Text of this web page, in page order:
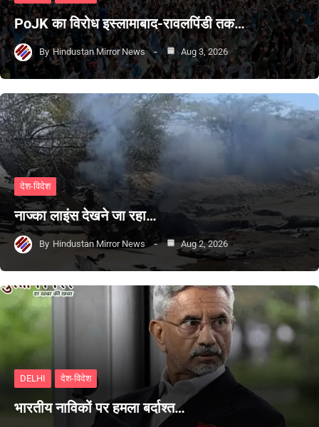
PoJK का विरोध इस्लामाबाद-रावलपिंडी तक…
By Hindustan Mirror News Aug 3, 2026
देश-विदेश
नाज्का लाइंस देखने जा रहा…
By Hindustan Mirror News Aug 2, 2026
DELHI देश-विदेश
भारतीय नाविकों पर हमला बर्दाश्त…